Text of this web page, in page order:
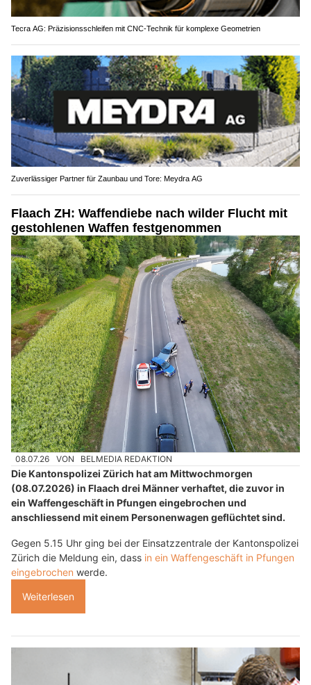
Tecra AG: Präzisionsschleifen mit CNC-Technik für komplexe Geometrien
Zuverlässiger Partner für Zaunbau und Tore: Meydra AG
Flaach ZH: Waffendiebe nach wilder Flucht mit
gestohlenen Waffen festgenommen
08.07.26 VON BELMEDIA REDAKTION
Die Kantonspolizei Zürich hat am Mittwochmorgen
(08.07.2026) in Flaach drei Männer verhaftet, die zuvor in
ein Waffengeschäft in Pfungen eingebrochen und
anschliessend mit einem Personenwagen geflüchtet sind.
Gegen 5.15 Uhr ging bei der Einsatzzentrale der Kantonspolizei
Zürich die Meldung ein, dass in ein Waffengeschäft in Pfungen
eingebrochen werde.
Weiterlesen